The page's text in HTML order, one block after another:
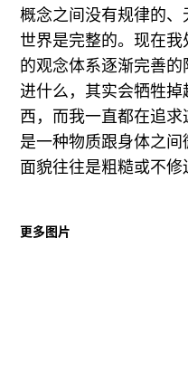
概念之间没有规律的
世界是完整的。现在
的观念体系逐渐完善
进什么，其实会牺牲
西，而我一直都在追求
是一种物质跟身体之
面貌往往是粗糙或不修
更多图片